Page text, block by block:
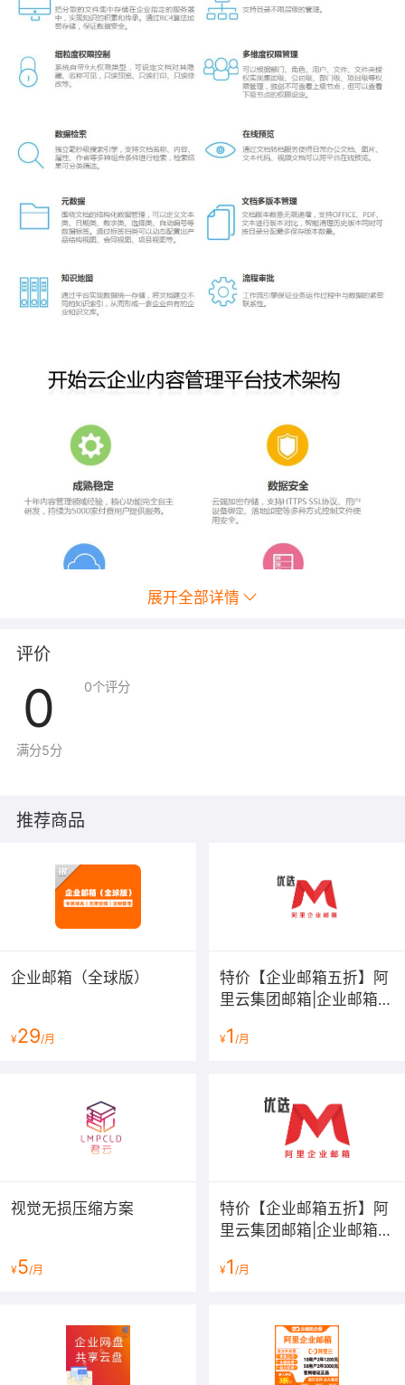
擎 保证数据合法性，使用流通之前通过层层审批。 配置建议：50
用户以内：4核 8G 100用户以内：4核 16G 200用户以内：8核
32G，更多请咨询官方技术人员。
展开全部详情
评价
0
满分5分
0个评分
推荐商品
企业邮箱（全球版）
¥29/月
特价【企业邮箱五折】阿
里云集团邮箱|企业邮箱|
¥1 /月
视觉无损压缩方案
¥5/月
特价【企业邮箱五折】阿
里云集团邮箱|企业邮箱|
邮箱|阿里云邮箱|阿里邮
¥1 /月